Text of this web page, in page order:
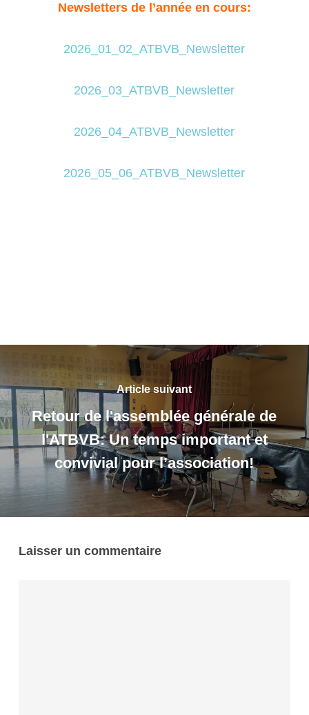
Newsletters de l’année en cours:
2026_01_02_ATBVB_Newsletter
2026_03_ATBVB_Newsletter
2026_04_ATBVB_Newsletter
2026_05_06_ATBVB_Newsletter
Article suivant
Retour de l'assemblée générale de
l'ATBVB: Un temps important et
convivial pour l’association!
Laisser un commentaire